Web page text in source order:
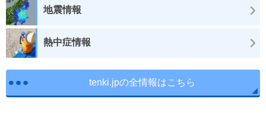
地震情報
熱中症情報
tenki.jpの全情報はこちら